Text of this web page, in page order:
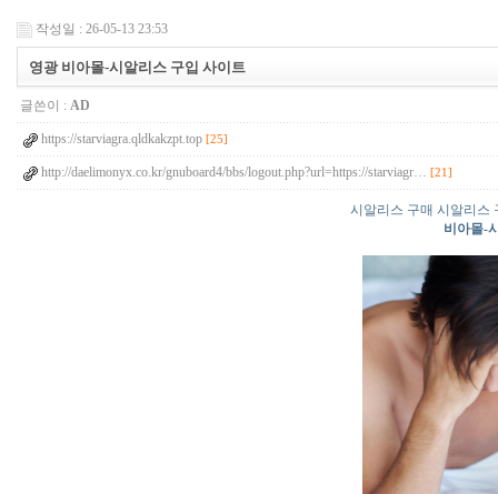
작성일 : 26-05-13 23:53
영광 비아몰-시알리스 구입 사이트
글쓴이 : AD
https://starviagra.qldkakzpt.top [25]
http://daelimonyx.co.kr/gnuboard4/bbs/logout.php?url=https://starviagr… [21]
시알리스 구매 시알리스
비아몰-